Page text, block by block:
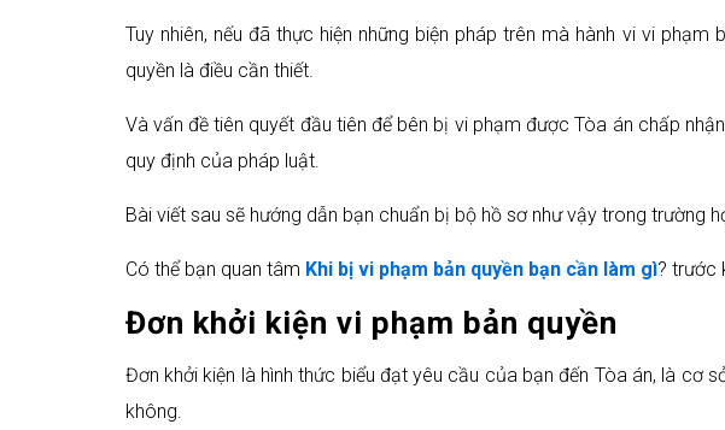
Tuy nhiên, nếu đã thực hiện những biện pháp trên mà hành vi vi
quyền là điều cần thiết.
Và vấn đề tiên quyết đầu tiên để bên bị vi phạm được Tòa án chấp
quy định của pháp luật.
Bài viết sau sẽ hướng dẫn bạn chuẩn bị bộ hồ sơ như vậy trong trường
Có thể bạn quan tâm Khi bị vi phạm bản quyền bạn cần làm gì? trước
Đơn khởi kiện vi phạm bản quyền
Đơn khởi kiện là hình thức biểu đạt yêu cầu của bạn đến Tòa án, là cơ
không.